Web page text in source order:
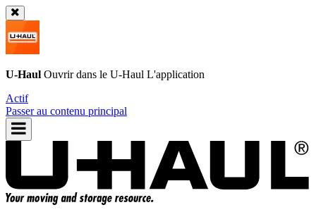
U-Haul Ouvrir dans le U-Haul L'application
Actif
Passer au contenu principal